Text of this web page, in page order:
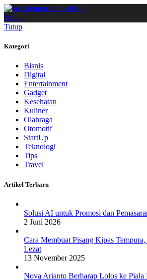
Menu
Tutup
Kategori
Bisnis
Digital
Entertainment
Gadget
Kesehatan
Kuliner
Olahraga
Otomotif
StartUp
Teknologi
Tips
Travel
Artikel Terbaru
Solusi AI untuk Promosi dan
2 Juni 2026
Cara Membuat Pisang Kipas
Lezat
13 November 2025
Nova Arianto Berharap Lolos ke Piala